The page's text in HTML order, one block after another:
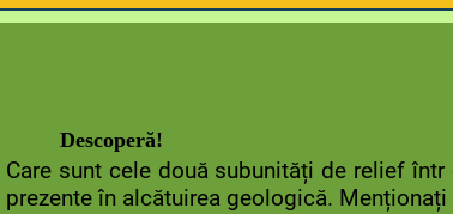
Descoperă!
Care sunt cele două subunități de relief
prezente în alcătuirea geologică.